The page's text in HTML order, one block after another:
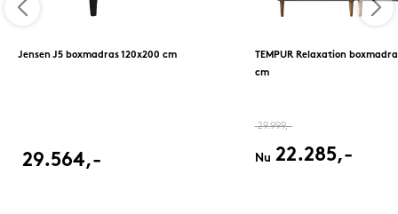
Jensen J5 boxmadras 120x200 cm
29.564,-
TEMPUR Relaxation
cm
29.999,-
Nu 22.285,-